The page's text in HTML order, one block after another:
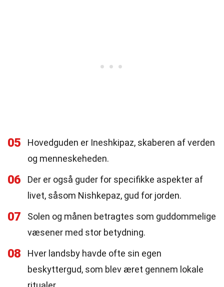
05
Hovedguden er Ineshkipaz, skaberen af verden
og menneskeheden.
06
Der er også guder for specifikke aspekter af
livet, såsom Nishkepaz, gud for jorden.
07
Solen og månen betragtes som guddommelige
væsener med stor betydning.
08
Hver landsby havde ofte sin egen
beskyttergud, som blev æret gennem lokale